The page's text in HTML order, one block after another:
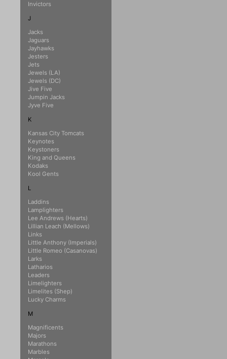
Invictors
J
Jacks
Jaguars
Jayhawks
Jesters
Jets
Jewels (LA)
Jewels (DC)
Jive Five
Jumpin Jacks
Jyve Five
K
Kansas City Tomcats
Keynotes
Keystoners
King and Queens
Kodaks
Kool Gents
L
Laddins
Lamplighters
Lee Andrews (Hearts)
Lillian Leach (Mellows)
Links
Little Anthony (Imperials)
Little Romeo (Casanovas)
Larks
Latharios
Leaders
Limelighters
Limelites (Shep)
Lucky Charms
M
Magnificents
Majors
Marathons
Marbles